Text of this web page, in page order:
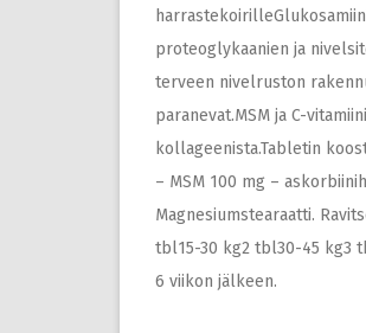
proteoglykaanien ja
terveen nivelruston
paranevat.MSM ja C-
kollageenista.Tabletin
– MSM 100 mg –
Magnesiumstearaatti.
tbl15-30 kg2 tbl30-45 kg3
6 viikon jälkeen.